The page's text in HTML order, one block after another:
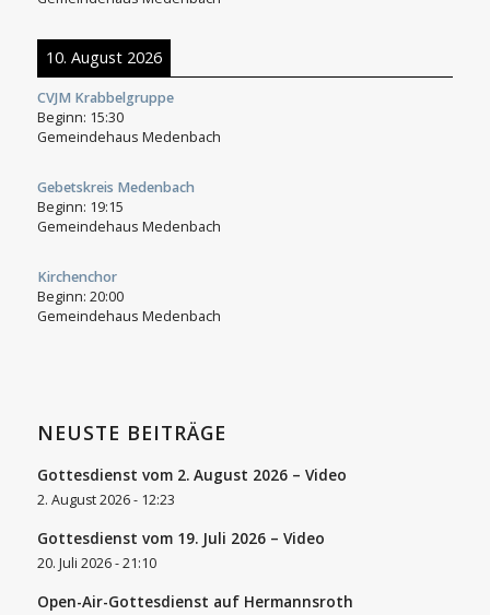
10. August 2026
CVJM Krabbelgruppe
Beginn: 15:30
Gemeindehaus Medenbach
Gebetskreis Medenbach
Beginn: 19:15
Gemeindehaus Medenbach
Kirchenchor
Beginn: 20:00
Gemeindehaus Medenbach
NEUSTE BEITRÄGE
Gottesdienst vom 2. August 2026 – Video
2. August 2026 - 12:23
Gottesdienst vom 19. Juli 2026 – Video
20. Juli 2026 - 21:10
Open-Air-Gottesdienst auf Hermannsroth